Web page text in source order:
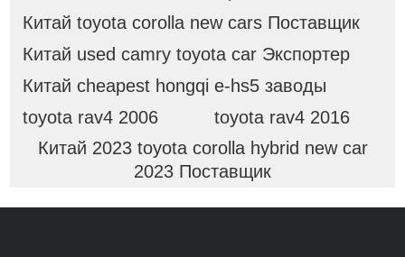
Китай toyota corolla new cars Поставщик
Китай used camry toyota car Экспортер
Китай cheapest hongqi e-hs5 заводы
toyota rav4 2006
toyota rav4 2016
Китай 2023 toyota corolla hybrid new car
2023 Поставщик